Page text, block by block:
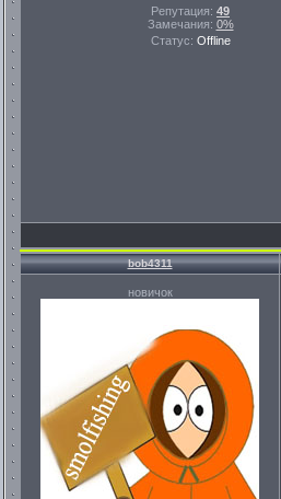
Репутация: 49
Замечания: 0%
Статус: Offline
bob4311
новичок